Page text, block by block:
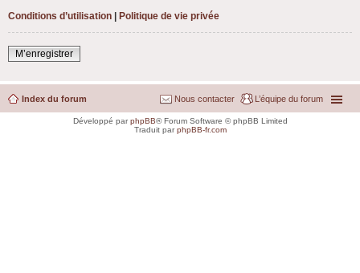
Conditions d’utilisation | Politique de vie privée
M’enregistrer
Index du forum L’équipe du forum
Nous contacter
Développé parphpBB® Forum Software © phpBB Limited
Traduit parphpBB-fr.com